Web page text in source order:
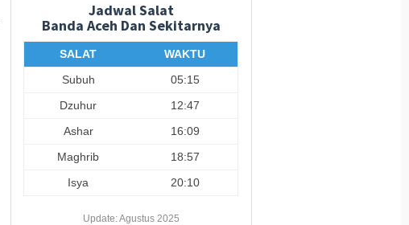
Jadwal Salat
Banda Aceh Dan Sekitarnya
SALAT
WAKTU
Subuh
05:15
Dzuhur
12:47
Ashar
16:09
Maghrib
18:57
Isya
20:10
Update: Agustus 2025